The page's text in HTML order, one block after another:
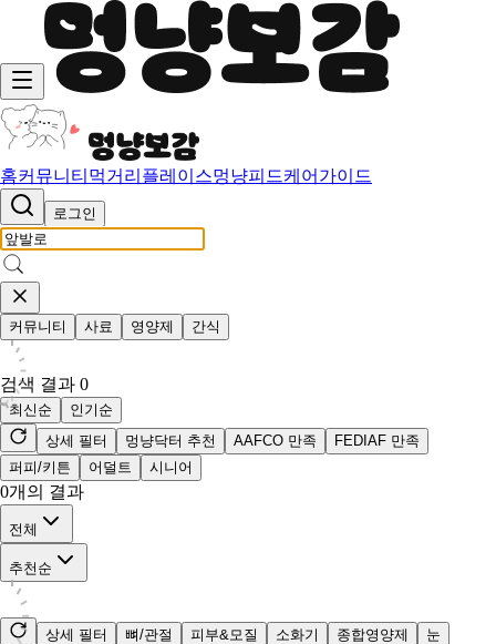
홈커뮤니티 먹거리 플레이스멍냥피드케어가이드
로그인
커뮤니티 사료 영양제 간식
검색 결과 0
최신순
인기순
상세 필터
멍냥닥터 추천 AAFCO 만족
FEDIAF 만족
퍼피/키튼
어덜트 시니어
0개의 결과
전체
추천순
상세 필터 뼈/관절 피부&모질 소화기 종합영양제
눈